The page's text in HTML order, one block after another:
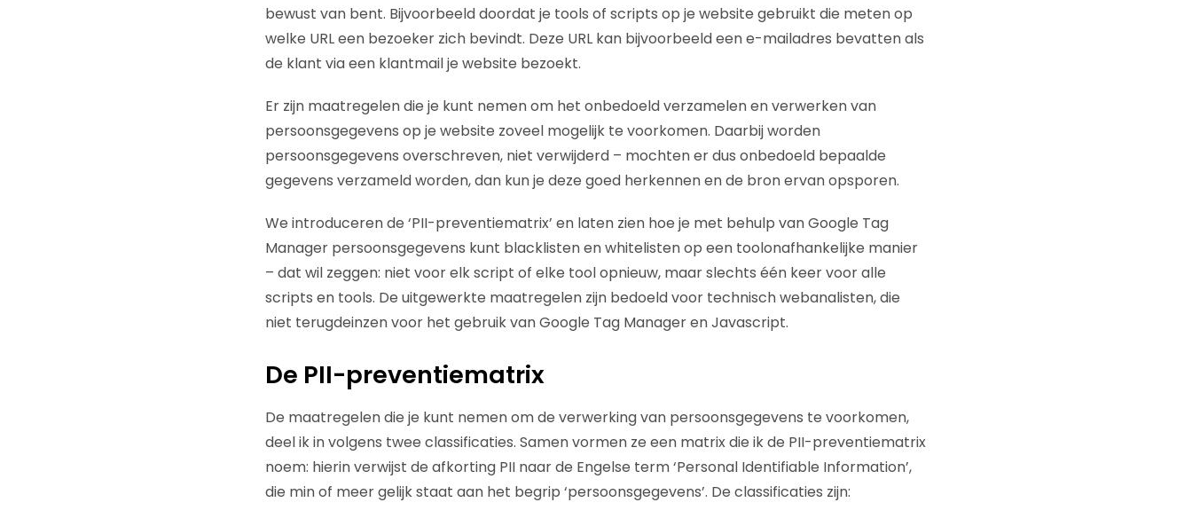
bewust van bent. Bijvoorbeeld doordat je tools of scripts op je website gebruikt die meten op
welke URL een bezoeker zich bevindt. Deze URL kan bijvoorbeeld een e-mailadres bevatten als
de klant via een klantmail je website bezoekt.
Er zijn maatregelen die je kunt nemen om het onbedoeld verzamelen en verwerken van
persoonsgegevens op je website zoveel mogelijk te voorkomen. Daarbij worden
persoonsgegevens overschreven, niet verwijderd – mochten er dus onbedoeld bepaalde
gegevens verzameld worden, dan kun je deze goed herkennen en de bron ervan opsporen.
We introduceren de ‘PII-preventiematrix’ en laten zien hoe je met behulp van Google Tag
Manager persoonsgegevens kunt blacklisten en whitelisten op een toolonafhankelijke manier
– dat wil zeggen: niet voor elk script of elke tool opnieuw, maar slechts één keer voor alle
scripts en tools. De uitgewerkte maatregelen zijn bedoeld voor technisch webanalisten, die
niet terugdeinzen voor het gebruik van Google Tag Manager en Javascript.
De PII-preventiematrix
De maatregelen die je kunt nemen om de verwerking van persoonsgegevens te voorkomen,
deel ik in volgens twee classificaties. Samen vormen ze een matrix die ik de PII-preventiematrix
noem: hierin verwijst de afkorting PII naar de Engelse term ‘Personal Identifiable Information’,
die min of meer gelijk staat aan het begrip ‘persoonsgegevens’. De classificaties zijn: